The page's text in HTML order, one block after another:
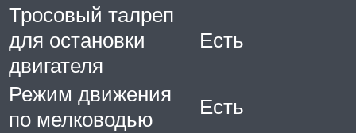
Тросовый талреп
для остановки
двигателя
Есть
Режим движения
по мелководью
Есть